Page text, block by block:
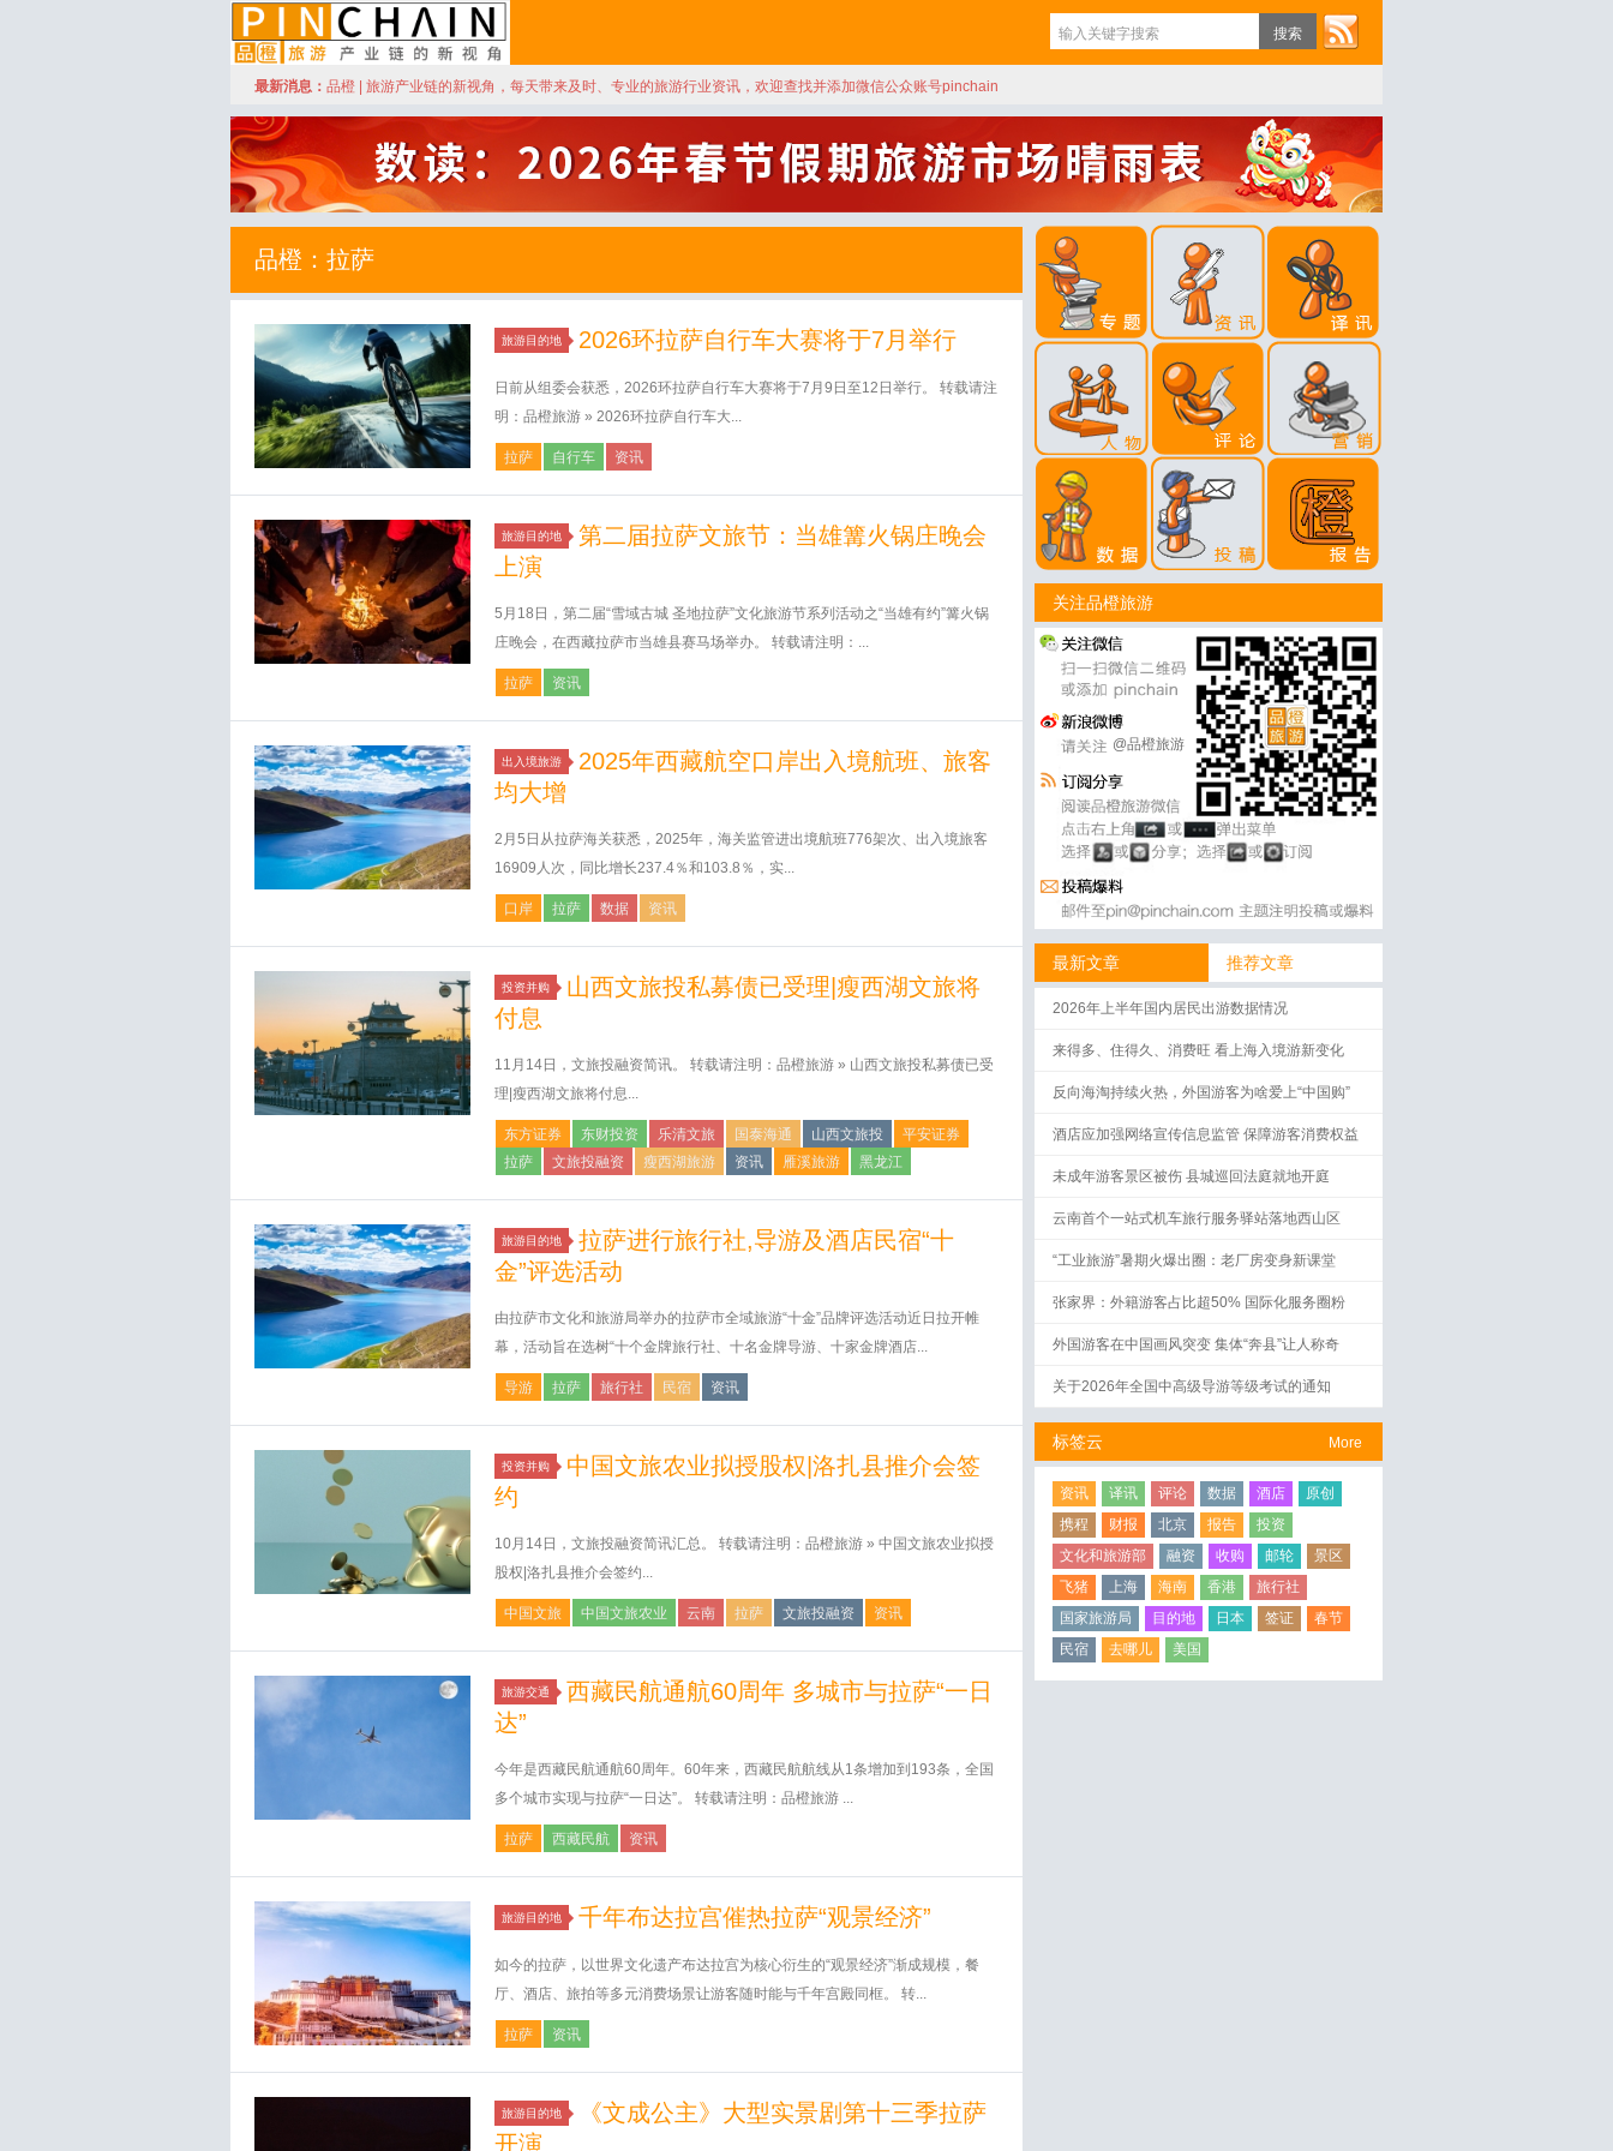
品橙旅游
最新消息： 品橙 | 旅游产业链的新视角，每天带来及时、专业的旅游行业资讯，欢迎查找并添加微信公众账号pinchain
品橙：拉萨
旅游目的地 2026环拉萨自行车大赛将于7月举行
日前从组委会获悉，2026环拉萨自行车大赛将于7月9日至12日举行。 转载请注
明：品橙旅游 » 2026环拉萨自行车大...
拉萨 自行车 资讯
旅游目的地
第二届拉萨文旅节：当雄篝火锅庄晚会
上演
5月18日，第二届“雪域古城 圣地拉萨”文化旅游节系列活动之“当雄有约”篝火锅
庄晚会，在西藏拉萨市当雄县赛马场举办。 转载请注明：...
拉萨 资讯
出入境旅游
2025年西藏航空口岸出入境航班、旅客
均大增
2月5日从拉萨海关获悉，2025年，海关监管进出境航班776架次、出入境旅客
16909人次，同比增长237.4％和103.8％，实...
口岸 拉萨 数据 资讯
投资并购
山西文旅投私募债已受理|瘦西湖文旅将
付息
11月14日，文旅投融资简讯。 转载请注明：品橙旅游 » 山西文旅投私募债已受
理|瘦西湖文旅将付息...
东方证券 东财投资 乐清文旅 国泰海通 山西文旅投
平安证券
拉萨
文旅投融资 瘦西湖旅游 资讯 雁溪旅游 黑龙江
旅游目的地
拉萨进行旅行社,导游及酒店民宿“十
金”评选活动
由拉萨市文化和旅游局举办的拉萨市全域旅游“十金”品牌评选活动近日拉开帷
幕，活动旨在选树“十个金牌旅行社、十名金牌导游、十家金牌酒店...
导游 拉萨 旅行社 民宿 资讯
投资并购
中国文旅农业拟授股权|洛扎县推介会签
约
10月14日，文旅投融资简讯汇总。 转载请注明：品橙旅游 » 中国文旅农业拟授
股权|洛扎县推介会签约...
中国文旅 中国文旅农业 云南 拉萨 文旅投融资 资讯
旅游交通
西藏民航通航60周年 多城市与拉萨“一日
达”
今年是西藏民航通航60周年。60年来，西藏民航航线从1条增加到193条，全国
多个城市实现与拉萨“一日达”。 转载请注明：品橙旅游 ...
拉萨 西藏民航 资讯
旅游目的地 千年布达拉宫催热拉萨“观景经济”
如今的拉萨，以世界文化遗产布达拉宫为核心衍生的“观景经济”渐成规模，餐
厅、酒店、旅拍等多元消费场景让游客随时能与千年宫殿同框。 转...
拉萨 资讯
旅游目的地
《文成公主》大型实景剧第十三季拉萨
开演
关注品橙旅游
@品橙旅游
最新文章 推荐文章
2026年上半年国内居民出游数据情况
来得多、住得久、消费旺 看上海入境游新变化
反向海淘持续火热，外国游客为啥爱上“中国购”
酒店应加强网络宣传信息监管 保障游客消费权益
未成年游客景区被伤 县城巡回法庭就地开庭
云南首个一站式机车旅行服务驿站落地西山区
“工业旅游”暑期火爆出圈：老厂房变身新课堂
张家界：外籍游客占比超50% 国际化服务圈粉
外国游客在中国画风突变 集体“奔县”让人称奇
关于2026年全国中高级导游等级考试的通知
More
标签云
资讯 译讯 评论 数据 酒店
原创
携程
财报 北京 报告
投资
文化和旅游部
融资 收购 邮轮
景区
飞猪
上海 海南 香港
旅行社
国家旅游局
目的地 日本 签证
春节
民宿
去哪儿 美国